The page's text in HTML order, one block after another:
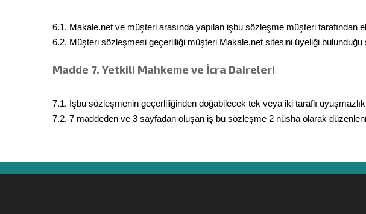
6.1. Makale.net ve müşteri arasında yapılan işbu sözleşme müşteri
6.2. Müşteri sözleşmesi geçerliliği müşteri Makale.net sitesini üyeliği bulunduğu
Madde 7. Yetkili Mahkeme ve İcra Daireleri
7.1. İşbu sözleşmenin geçerliliğinden doğabilecek tek veya iki taraflı
7.2. 7 maddeden ve 3 sayfadan oluşan iş bu sözleşme 2 nüsha olarak